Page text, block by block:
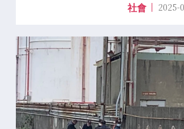
社會 2025-